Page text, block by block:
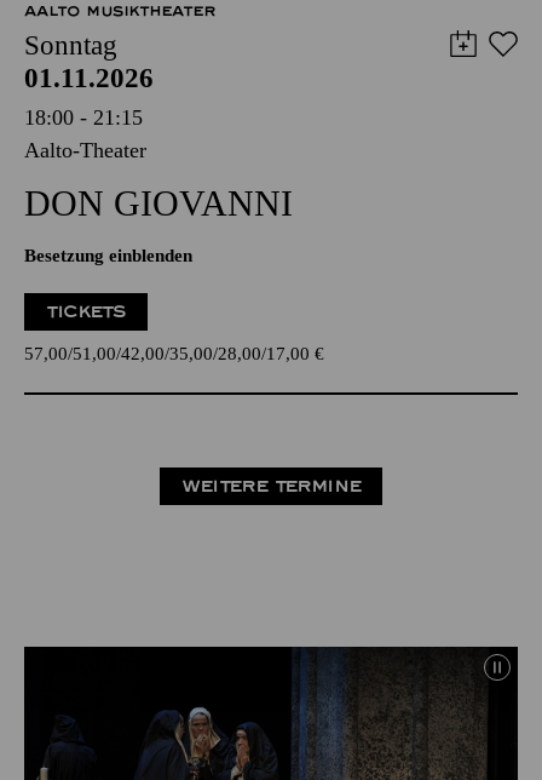
AALTO MUSIKTHEATER
Sonntag
01.11.2026
18:00 - 21:15
Aalto-Theater
DON GIO­VANNI
Besetzung einblenden
TICKETS
57,00 51,00 42,00 35,00 28,00 17,00 €
WEITERE TERMINE